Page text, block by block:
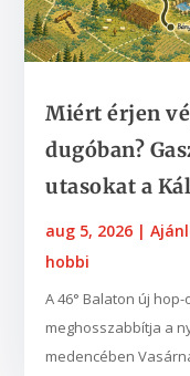
Miért érjen
dugóban?
utasokat a
aug 5, 2026 |
hobbi
A 46° Balaton új
meghosszabbítja a
medencében